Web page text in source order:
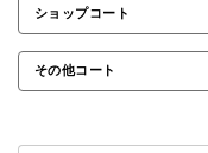
ショップコート
その他コート